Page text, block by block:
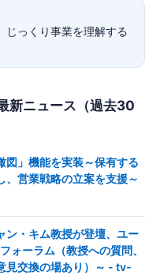
じっくり事業を理解する
新ニュース（過去30
図」機能を実装～保有する
、営業戦略の立案を支援～
ン・キム教授が登壇、ユー
ォーラム（教授への質問、
見交換の場あり）～ - tv-